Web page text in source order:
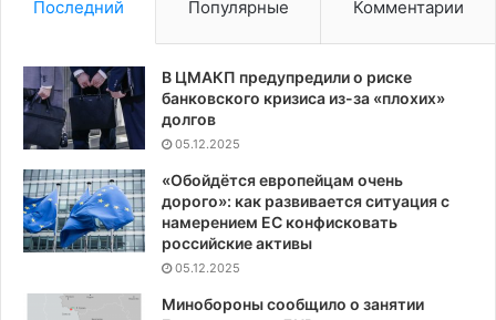
Последний Популярные Комментарии
В ЦМАКП предупредили о риске
банковского кризиса из-за «плохих»
долгов
05.12.2025
«Обойдётся европейцам очень
дорого»: как развивается ситуация с
намерением ЕС конфисковать
российские активы
05.12.2025
Минобороны сообщило о занятии